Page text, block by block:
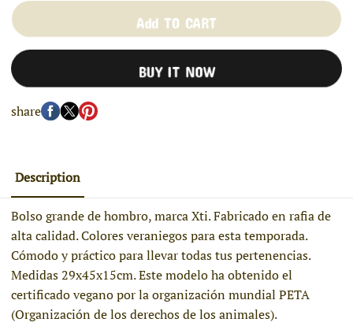
Add TO CART
BUY IT NOW
share
Description
Bolso grande de hombro, marca Xti. Fabricado en rafia de
alta calidad. Colores veraniegos para esta temporada.
Cómodo y práctico para llevar todas tus pertenencias.
Medidas 29x45x15cm. Este modelo ha obtenido el
certificado vegano por la organización mundial PETA
(Organización de los derechos de los animales).